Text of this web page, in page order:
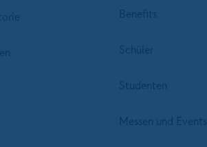
Benefits
Schüler
Studenten
Messen und Events